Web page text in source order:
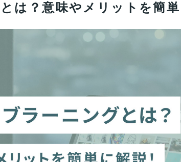
は？意味やメリットを簡単